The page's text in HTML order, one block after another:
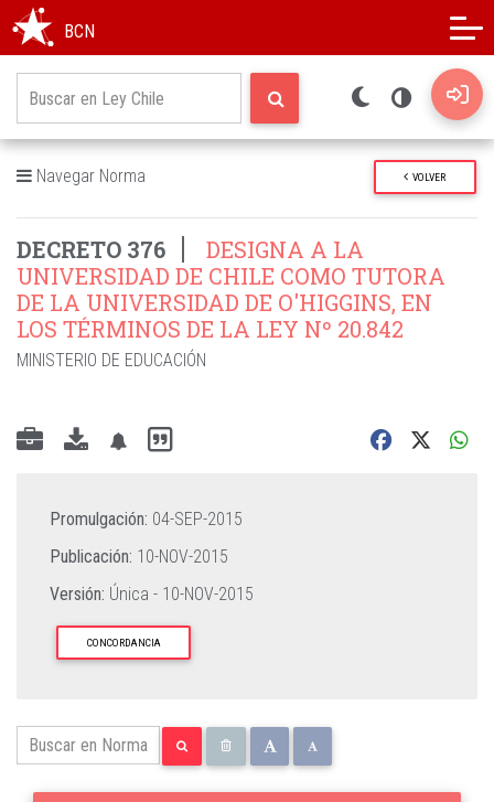
BCN
Navegar Norma VOLVER
DECRETO 376
DESIGNA A LA
UNIVERSIDAD DE CHILE COMO TUTORA
DE LA UNIVERSIDAD DE O'HIGGINS, EN
LOS TÉRMINOS DE LA LEY Nº 20.842
MINISTERIO DE EDUCACIÓN
Promulgación: 04-SEP-2015
Publicación: 10-NOV-2015
Versión: Única - 10-NOV-2015
CONCORDANCIA